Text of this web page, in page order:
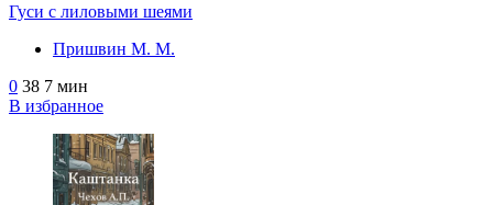
Гуси с лиловыми шеями
Пришвин М. М.
0 38 7 мин
В избранное